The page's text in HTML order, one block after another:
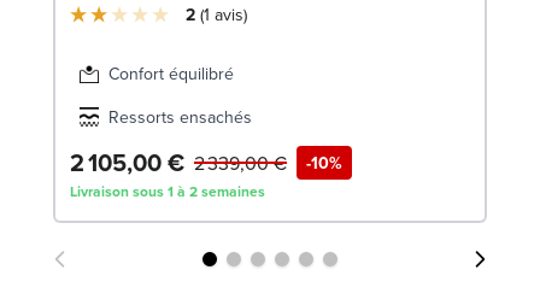
2 1 avis
Confort équilibré
Ressorts ensachés
2 105,00 € -10%
2 339,00 €
Livraison sous 1 à 2 semaines